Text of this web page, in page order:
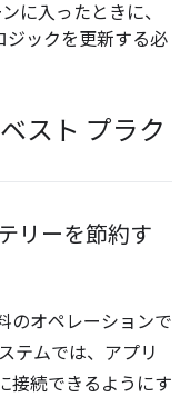
に入ったときに、
ジックを更新する必
スト プラク
リーを節約す
のオペレーションで
テムでは、アプリ
接続できるようにす